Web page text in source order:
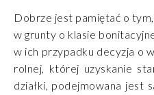
Dobrze jest pamiętać o
w grunty o klasie
w ich przypadku decyzja o
rolnej, której uzyskanie
działki, podejmowana jest